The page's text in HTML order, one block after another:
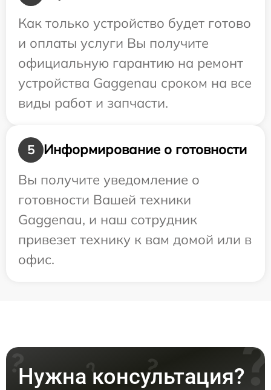
Как только устройство будет готово
и оплаты услуги Вы получите
официальную гарантию на ремонт
устройства Gaggenau сроком на все
виды работ и запчасти.
5
Информирование о готовности
Вы получите уведомление о
готовности Вашей техники
Gaggenau, и наш сотрудник
привезет технику к вам домой или в
офис.
Нужна консультация?